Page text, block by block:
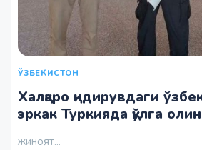
ЎЗБЕКИСТОН
Халқаро қидирувдаги
эркак Туркияда қўлга
жиноят...